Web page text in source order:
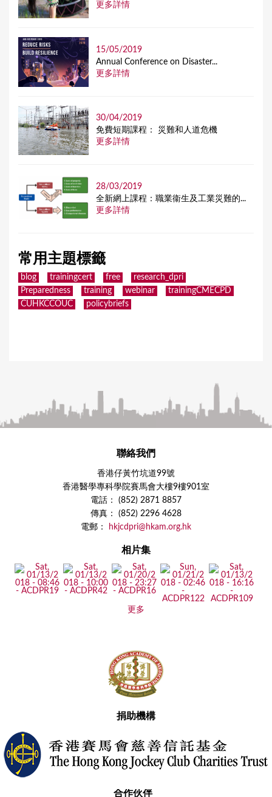
更多詳情
15/05/2019
Annual Conference on Disaster...
更多詳情
30/04/2019
免費短期課程： 災難和人道危機
更多詳情
28/03/2019
全新網上課程：職業衞生及工業災難的...
更多詳情
常用主題標籤
blog trainingcert free
research_dpri
Preparedness
training webinar
trainingCMECPD
CUHKCCOUC
policybriefs
聯絡我們
香港仔黃竹坑道99號
香港醫學專科學院賽馬會大樓9樓901室
電話： (852) 2871 8857
傳真： (852) 2296 4628
電郵：
hkjcdpri@hkam.org.hk
相片集
更多
捐助機構
合作伙伴